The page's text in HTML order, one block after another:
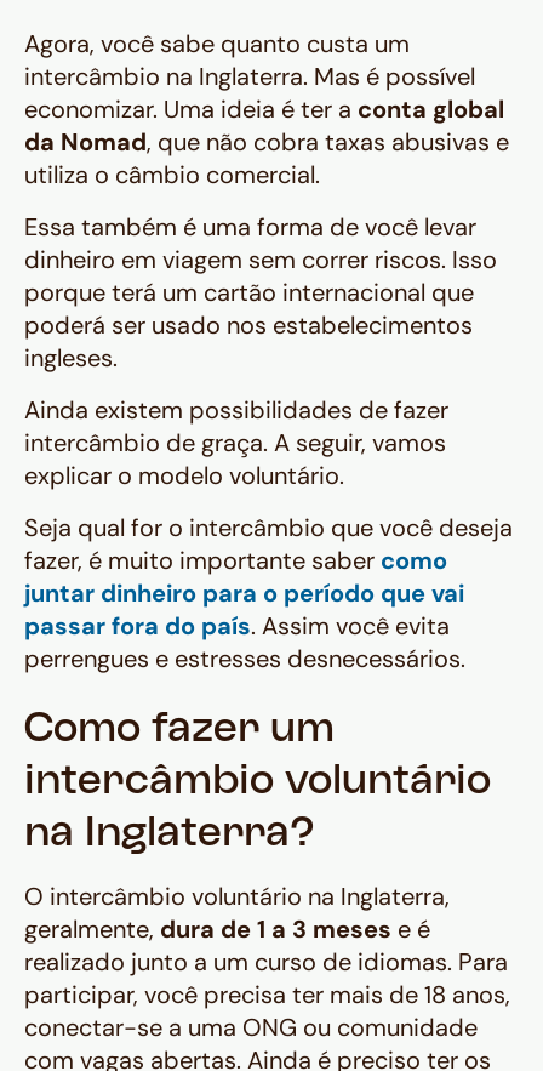
Agora, você sabe quanto custa um
intercâmbio na Inglaterra. Mas é possível
economizar. Uma ideia é ter a conta global
da Nomad, que não cobra taxas abusivas e
utiliza o câmbio comercial.
Essa também é uma forma de você levar
dinheiro em viagem sem correr riscos. Isso
porque terá um cartão internacional que
poderá ser usado nos estabelecimentos
ingleses.
Ainda existem possibilidades de fazer
intercâmbio de graça. A seguir, vamos
explicar o modelo voluntário.
Seja qual for o intercâmbio que você deseja
fazer, é muito importante saber como
juntar dinheiro para o período que vai
passar fora do país. Assim você evita
perrengues e estresses desnecessários.
Como fazer um
intercâmbio voluntário
na Inglaterra?
O intercâmbio voluntário na Inglaterra,
geralmente, dura de 1 a 3 meses e é
realizado junto a um curso de idiomas. Para
participar, você precisa ter mais de 18 anos,
conectar-se a uma ONG ou comunidade
com vagas abertas. Ainda é preciso ter os